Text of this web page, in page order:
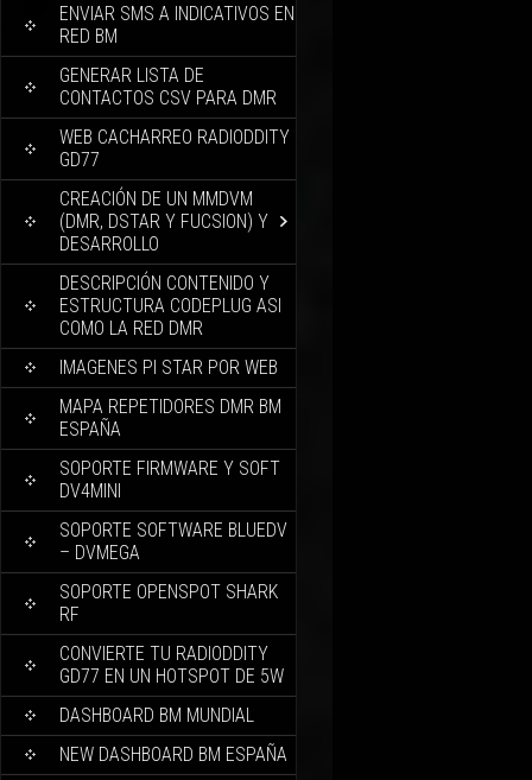
ENVIAR SMS A INDICATIVOS EN
RED BM
GENERAR LISTA DE
CONTACTOS CSV PARA DMR
WEB CACHARREO RADIODDITY
GD77
CREACIÓN DE UN MMDVM
(DMR, DSTAR Y FUCSION) Y
DESARROLLO
DESCRIPCIÓN CONTENIDO Y
ESTRUCTURA CODEPLUG ASI
COMO LA RED DMR
IMAGENES PI STAR POR WEB
MAPA REPETIDORES DMR BM
ESPAÑA
SOPORTE FIRMWARE Y SOFT
DV4MINI
SOPORTE SOFTWARE BLUEDV
– DVMEGA
SOPORTE OPENSPOT SHARK
RF
CONVIERTE TU RADIODDITY
GD77 EN UN HOTSPOT DE 5W
DASHBOARD BM MUNDIAL
NEW DASHBOARD BM ESPAÑA